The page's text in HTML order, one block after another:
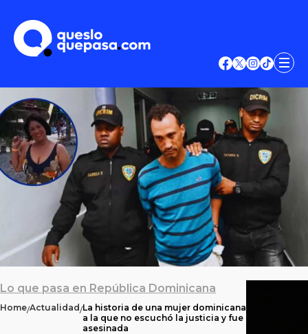
Lo que pasa en República Dominicana
Home/Actualidad/La historia de una mujer dominicana
a la que no escuchó la justicia y fue
asesinada